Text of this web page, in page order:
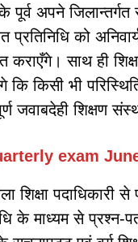
पूर्व अपने
को
साथ ही
किसी भी
जवाबदेही शिक्षण
exam
पदाधिकारी से
के माध्यम से प्रश्न-